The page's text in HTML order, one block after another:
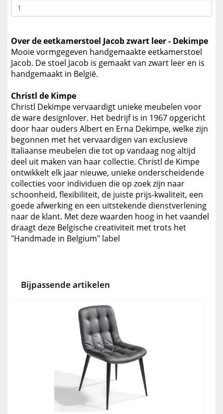
Over de eetkamerstoel Jacob zwart leer - Dekimpe
Mooie vormgegeven handgemaakte eetkamerstoel
Jacob. De stoel Jacob is gemaakt van zwart leer en is
handgemaakt in België.
Christl de Kimpe
Christl Dekimpe vervaardigt unieke meubelen voor
de ware designlover. Het bedrijf is in 1967 opgericht
door haar ouders Albert en Erna Dekimpe, welke zijn
begonnen met het vervaardigen van exclusieve
Italiaanse meubelen die tot op vandaag nog altijd
deel uit maken van haar collectie. Christl de Kimpe
ontwikkelt elk jaar nieuwe, unieke onderscheidende
collecties voor individuen die op zoek zijn naar
schoonheid, flexibiliteit, de juiste prijs-kwaliteit, een
goede afwerking en een uitstekende dienstverlening
naar de klant. Met deze waarden hoog in het vaandel
draagt deze Belgische creativiteit met trots het
"Handmade in Belgium" label
Bijpassende artikelen